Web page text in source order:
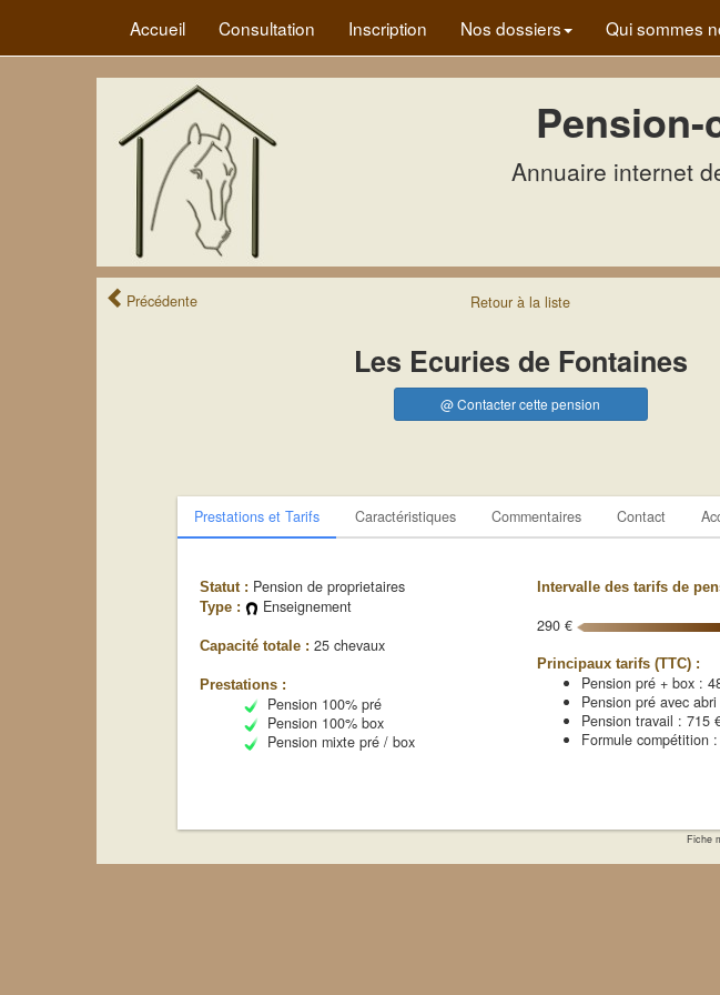
Accueil Consultation Inscription Nos dossiers Qui sommes
Pension-
Annuaire internet
Précédente Retourà laliste
Les Ecuries de Fontaines
@ Contacter cette pension
Prestations et Tarifs Caractéristiques Commentaires Contact
Statut : Pension de proprietaires
Type : Enseignement
Capacité totale : 25 chevaux
Prestations :
Pension 100% pré
Pension 100% box
Pension mixte pré / box
Intervalle des tarifs de
290 €
Principaux tarifs (TTC) :
Pension pré + box :
Pension pré avec
Pension travail : 715
Formule compétition
Fiche